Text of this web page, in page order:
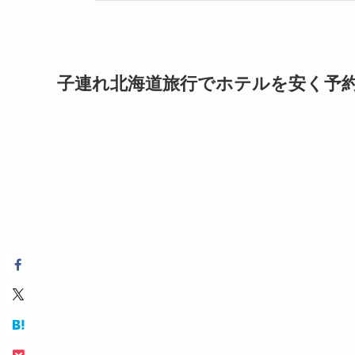
子連れ北海道旅行でホテルを安く予